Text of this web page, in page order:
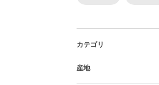
カテゴリ
産地